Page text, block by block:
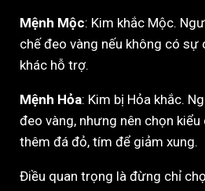
Mệnh Mộc: Kim khắc Mộc.
chế đeo vàng nếu không có sự
khác hỗ trợ.
Mệnh Hỏa: Kim bị Hỏa khắc.
đeo vàng, nhưng nên chọn
thêm đá đỏ, tím để giảm xung.
Điều quan trọng là đừng chỉ